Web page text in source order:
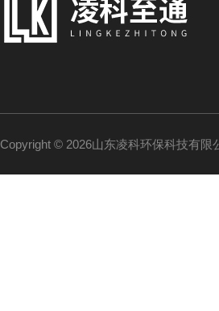
Copyright © 2026山东凌科环保科技有